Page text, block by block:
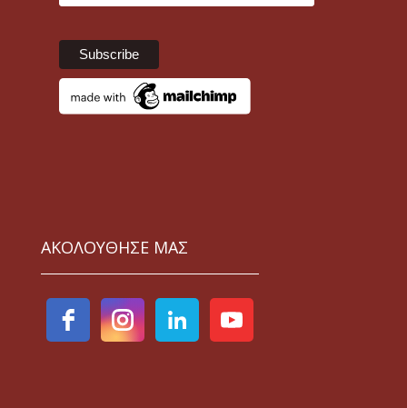
ΑΚΟΛΟΥΘΗΣΕ ΜΑΣ